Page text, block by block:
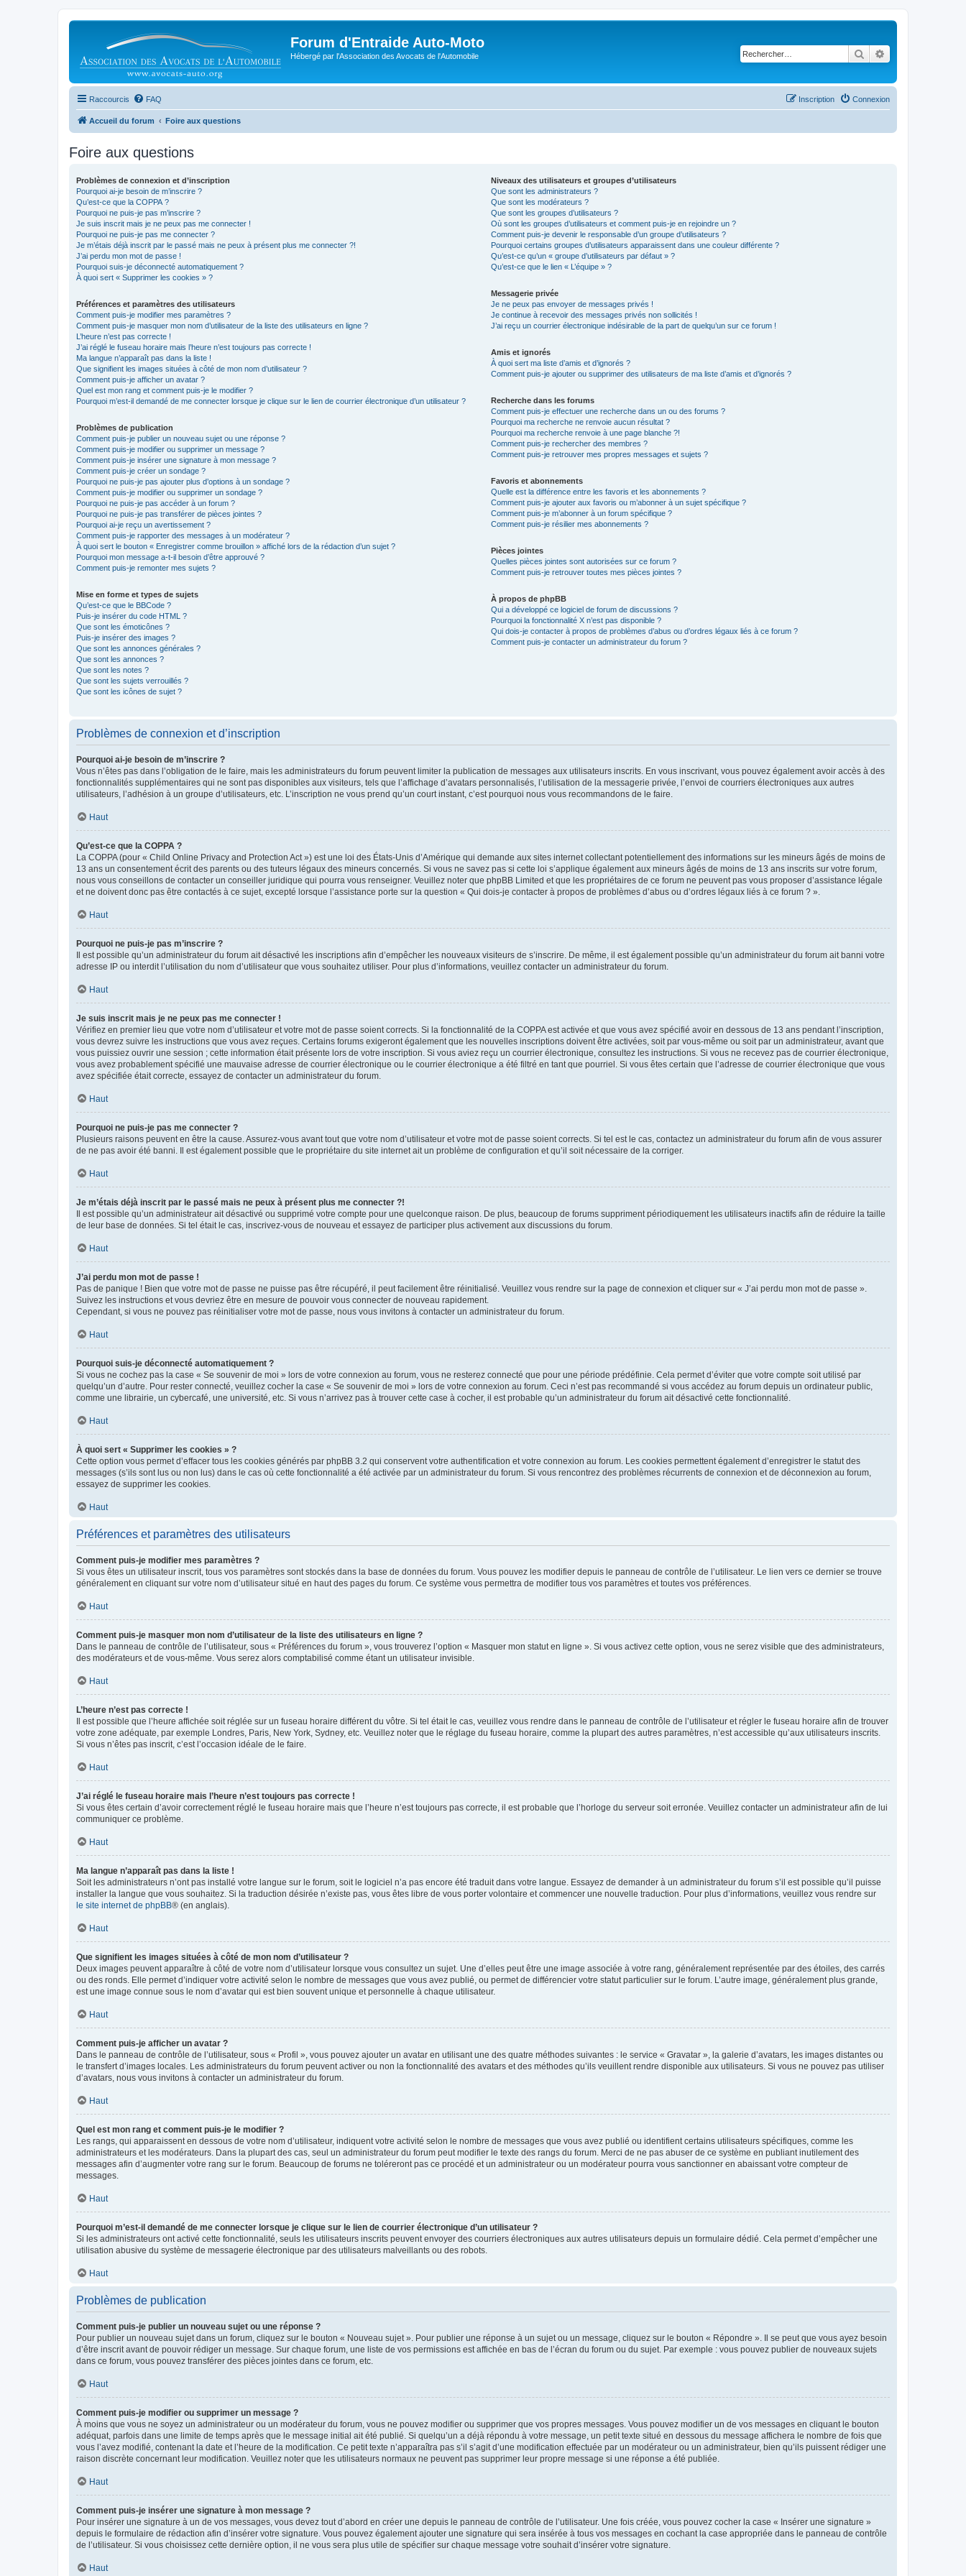
Forum d'Entraide Auto-Moto
Hébergé par l'Association des Avocats de l'Automobile Rechercher
Raccourcis FAQ Connexion
Inscription
Accueil du forum Foire aux questions
Foire aux questions
Problèmes de connexion et d’inscription
Pourquoi ai-je besoin de m’inscrire ?
Qu’est-ce que la COPPA ?
Pourquoi ne puis-je pas m’inscrire ?
Je suis inscrit mais je ne peux pas me connecter !
Pourquoi ne puis-je pas me connecter ?
Je m’étais déjà inscrit par le passé mais ne peux à présent plus me connecter ?!
J’ai perdu mon mot de passe !
Pourquoi suis-je déconnecté automatiquement ?
À quoi sert « Supprimer les cookies » ?
Préférences et paramètres des utilisateurs
Comment puis-je modifier mes paramètres ?
Comment puis-je masquer mon nom d’utilisateur de la liste des utilisateurs en ligne ?
L’heure n’est pas correcte !
J’ai réglé le fuseau horaire mais l’heure n’est toujours pas correcte !
Ma langue n’apparaît pas dans la liste !
Que signifient les images situées à côté de mon nom d’utilisateur ?
Comment puis-je afficher un avatar ?
Quel est mon rang et comment puis-je le modifier ?
Pourquoi m’est-il demandé de me connecter lorsque je clique sur le lien de courrier électronique d’un utilisateur ?
Problèmes de publication
Comment puis-je publier un nouveau sujet ou une réponse ?
Comment puis-je modifier ou supprimer un message ?
Comment puis-je insérer une signature à mon message ?
Comment puis-je créer un sondage ?
Pourquoi ne puis-je pas ajouter plus d’options à un sondage ?
Comment puis-je modifier ou supprimer un sondage ?
Pourquoi ne puis-je pas accéder à un forum ?
Pourquoi ne puis-je pas transférer de pièces jointes ?
Pourquoi ai-je reçu un avertissement ?
Comment puis-je rapporter des messages à un modérateur ?
À quoi sert le bouton « Enregistrer comme brouillon » affiché lors de la rédaction d’un sujet ?
Pourquoi mon message a-t-il besoin d’être approuvé ?
Comment puis-je remonter mes sujets ?
Mise en forme et types de sujets
Qu’est-ce que le BBCode ?
Puis-je insérer du code HTML ?
Que sont les émoticônes ?
Puis-je insérer des images ?
Que sont les annonces générales ?
Que sont les annonces ?
Que sont les notes ?
Que sont les sujets verrouillés ?
Que sont les icônes de sujet ?
Niveaux des utilisateurs et groupes d’utilisateurs
Que sont les administrateurs ?
Que sont les modérateurs ?
Que sont les groupes d’utilisateurs ?
Où sont les groupes d’utilisateurs et comment puis-je en rejoindre un ?
Comment puis-je devenir le responsable d’un groupe d’utilisateurs ?
Pourquoi certains groupes d’utilisateurs apparaissent dans une couleur différente ?
Qu’est-ce qu’un « groupe d’utilisateurs par défaut » ?
Qu’est-ce que le lien « L’équipe » ?
Messagerie privée
Je ne peux pas envoyer de messages privés !
Je continue à recevoir des messages privés non sollicités !
J’ai reçu un courrier électronique indésirable de la part de quelqu’un sur ce forum !
Amis et ignorés
À quoi sert ma liste d’amis et d’ignorés ?
Comment puis-je ajouter ou supprimer des utilisateurs de ma liste d’amis et d’ignorés ?
Recherche dans les forums
Comment puis-je effectuer une recherche dans un ou des forums ?
Pourquoi ma recherche ne renvoie aucun résultat ?
Pourquoi ma recherche renvoie à une page blanche ?!
Comment puis-je rechercher des membres ?
Comment puis-je retrouver mes propres messages et sujets ?
Favoris et abonnements
Quelle est la différence entre les favoris et les abonnements ?
Comment puis-je ajouter aux favoris ou m’abonner à un sujet spécifique ?
Comment puis-je m’abonner à un forum spécifique ?
Comment puis-je résilier mes abonnements ?
Pièces jointes
Quelles pièces jointes sont autorisées sur ce forum ?
Comment puis-je retrouver toutes mes pièces jointes ?
À propos de phpBB
Qui a développé ce logiciel de forum de discussions ?
Pourquoi la fonctionnalité X n’est pas disponible ?
Qui dois-je contacter à propos de problèmes d’abus ou d’ordres légaux liés à ce forum ?
Comment puis-je contacter un administrateur du forum ?
Problèmes de connexion et d’inscription
Pourquoi ai-je besoin de m’inscrire ?
Vous n’êtes pas dans l’obligation de le faire, mais les administrateurs du forum peuvent limiter la publication de messages aux utilisateurs inscrits. En vous inscrivant, vous pouvez également avoir accès à des
fonctionnalités supplémentaires qui ne sont pas disponibles aux visiteurs, tels que l’affichage d’avatars personnalisés, l’utilisation de la messagerie privée, l’envoi de courriers électroniques aux autres
utilisateurs, l’adhésion à un groupe d’utilisateurs, etc. L’inscription ne vous prend qu’un court instant, c’est pourquoi nous vous recommandons de le faire.
Haut
Qu’est-ce que la COPPA ?
La COPPA (pour « Child Online Privacy and Protection Act ») est une loi des États-Unis d’Amérique qui demande aux sites internet collectant potentiellement des informations sur les mineurs âgés de moins de
13 ans un consentement écrit des parents ou des tuteurs légaux des mineurs concernés. Si vous ne savez pas si cette loi s’applique également aux mineurs âgés de moins de 13 ans inscrits sur votre forum,
nous vous conseillons de contacter un conseiller juridique qui pourra vous renseigner. Veuillez noter que phpBB Limited et que les propriétaires de ce forum ne peuvent pas vous proposer d’assistance légale
et ne doivent donc pas être contactés à ce sujet, excepté lorsque l’assistance porte sur la question « Qui dois-je contacter à propos de problèmes d’abus ou d’ordres légaux liés à ce forum ? ».
Haut
Pourquoi ne puis-je pas m’inscrire ?
Il est possible qu’un administrateur du forum ait désactivé les inscriptions afin d’empêcher les nouveaux visiteurs de s’inscrire. De même, il est également possible qu’un administrateur du forum ait banni votre
adresse IP ou interdit l’utilisation du nom d’utilisateur que vous souhaitez utiliser. Pour plus d’informations, veuillez contacter un administrateur du forum.
Haut
Je suis inscrit mais je ne peux pas me connecter !
Vérifiez en premier lieu que votre nom d’utilisateur et votre mot de passe soient corrects. Si la fonctionnalité de la COPPA est activée et que vous avez spécifié avoir en dessous de 13 ans pendant l’inscription,
vous devrez suivre les instructions que vous avez reçues. Certains forums exigeront également que les nouvelles inscriptions doivent être activées, soit par vous-même ou soit par un administrateur, avant que
vous puissiez ouvrir une session ; cette information était présente lors de votre inscription. Si vous aviez reçu un courrier électronique, consultez les instructions. Si vous ne recevez pas de courrier électronique,
vous avez probablement spécifié une mauvaise adresse de courrier électronique ou le courrier électronique a été filtré en tant que pourriel. Si vous êtes certain que l’adresse de courrier électronique que vous
avez spécifiée était correcte, essayez de contacter un administrateur du forum.
Haut
Pourquoi ne puis-je pas me connecter ?
Plusieurs raisons peuvent en être la cause. Assurez-vous avant tout que votre nom d’utilisateur et votre mot de passe soient corrects. Si tel est le cas, contactez un administrateur du forum afin de vous assurer
de ne pas avoir été banni. Il est également possible que le propriétaire du site internet ait un problème de configuration et qu’il soit nécessaire de la corriger.
Haut
Je m’étais déjà inscrit par le passé mais ne peux à présent plus me connecter ?!
Il est possible qu’un administrateur ait désactivé ou supprimé votre compte pour une quelconque raison. De plus, beaucoup de forums suppriment périodiquement les utilisateurs inactifs afin de réduire la taille
de leur base de données. Si tel était le cas, inscrivez-vous de nouveau et essayez de participer plus activement aux discussions du forum.
Haut
J’ai perdu mon mot de passe !
Pas de panique ! Bien que votre mot de passe ne puisse pas être récupéré, il peut facilement être réinitialisé. Veuillez vous rendre sur la page de connexion et cliquer sur « J’ai perdu mon mot de passe ».
Suivez les instructions et vous devriez être en mesure de pouvoir vous connecter de nouveau rapidement.
Cependant, si vous ne pouvez pas réinitialiser votre mot de passe, nous vous invitons à contacter un administrateur du forum.
Haut
Pourquoi suis-je déconnecté automatiquement ?
Si vous ne cochez pas la case « Se souvenir de moi » lors de votre connexion au forum, vous ne resterez connecté que pour une période prédéfinie. Cela permet d’éviter que votre compte soit utilisé par
quelqu’un d’autre. Pour rester connecté, veuillez cocher la case « Se souvenir de moi » lors de votre connexion au forum. Ceci n’est pas recommandé si vous accédez au forum depuis un ordinateur public,
comme une librairie, un cybercafé, une université, etc. Si vous n’arrivez pas à trouver cette case à cocher, il est probable qu’un administrateur du forum ait désactivé cette fonctionnalité.
Haut
À quoi sert « Supprimer les cookies » ?
Cette option vous permet d’effacer tous les cookies générés par phpBB 3.2 qui conservent votre authentification et votre connexion au forum. Les cookies permettent également d’enregistrer le statut des
messages (s’ils sont lus ou non lus) dans le cas où cette fonctionnalité a été activée par un administrateur du forum. Si vous rencontrez des problèmes récurrents de connexion et de déconnexion au forum,
essayez de supprimer les cookies.
Haut
Préférences et paramètres des utilisateurs
Comment puis-je modifier mes paramètres ?
Si vous êtes un utilisateur inscrit, tous vos paramètres sont stockés dans la base de données du forum. Vous pouvez les modifier depuis le panneau de contrôle de l’utilisateur. Le lien vers ce dernier se trouve
généralement en cliquant sur votre nom d’utilisateur situé en haut des pages du forum. Ce système vous permettra de modifier tous vos paramètres et toutes vos préférences.
Haut
Comment puis-je masquer mon nom d’utilisateur de la liste des utilisateurs en ligne ?
Dans le panneau de contrôle de l’utilisateur, sous « Préférences du forum », vous trouverez l’option « Masquer mon statut en ligne ». Si vous activez cette option, vous ne serez visible que des administrateurs,
des modérateurs et de vous-même. Vous serez alors comptabilisé comme étant un utilisateur invisible.
Haut
L’heure n’est pas correcte !
Il est possible que l’heure affichée soit réglée sur un fuseau horaire différent du vôtre. Si tel était le cas, veuillez vous rendre dans le panneau de contrôle de l’utilisateur et régler le fuseau horaire afin de trouver
votre zone adéquate, par exemple Londres, Paris, New York, Sydney, etc. Veuillez noter que le réglage du fuseau horaire, comme la plupart des autres paramètres, n’est accessible qu’aux utilisateurs inscrits.
Si vous n’êtes pas inscrit, c’est l’occasion idéale de le faire.
Haut
J’ai réglé le fuseau horaire mais l’heure n’est toujours pas correcte !
Si vous êtes certain d’avoir correctement réglé le fuseau horaire mais que l’heure n’est toujours pas correcte, il est probable que l’horloge du serveur soit erronée. Veuillez contacter un administrateur afin de lui
communiquer ce problème.
Haut
Ma langue n’apparaît pas dans la liste !
Soit les administrateurs n’ont pas installé votre langue sur le forum, soit le logiciel n’a pas encore été traduit dans votre langue. Essayez de demander à un administrateur du forum s’il est possible qu’il puisse
installer la langue que vous souhaitez. Si la traduction désirée n’existe pas, vous êtes libre de vous porter volontaire et commencer une nouvelle traduction. Pour plus d’informations, veuillez vous rendre sur
le site internet de phpBB® (en anglais).
Haut
Que signifient les images situées à côté de mon nom d’utilisateur ?
Deux images peuvent apparaître à côté de votre nom d’utilisateur lorsque vous consultez un sujet. Une d’elles peut être une image associée à votre rang, généralement représentée par des étoiles, des carrés
ou des ronds. Elle permet d’indiquer votre activité selon le nombre de messages que vous avez publié, ou permet de différencier votre statut particulier sur le forum. L’autre image, généralement plus grande,
est une image connue sous le nom d’avatar qui est bien souvent unique et personnelle à chaque utilisateur.
Haut
Comment puis-je afficher un avatar ?
Dans le panneau de contrôle de l’utilisateur, sous « Profil », vous pouvez ajouter un avatar en utilisant une des quatre méthodes suivantes : le service « Gravatar », la galerie d’avatars, les images distantes ou
le transfert d’images locales. Les administrateurs du forum peuvent activer ou non la fonctionnalité des avatars et des méthodes qu’ils veuillent rendre disponible aux utilisateurs. Si vous ne pouvez pas utiliser
d’avatars, nous vous invitons à contacter un administrateur du forum.
Haut
Quel est mon rang et comment puis-je le modifier ?
Les rangs, qui apparaissent en dessous de votre nom d’utilisateur, indiquent votre activité selon le nombre de messages que vous avez publié ou identifient certains utilisateurs spécifiques, comme les
administrateurs et les modérateurs. Dans la plupart des cas, seul un administrateur du forum peut modifier le texte des rangs du forum. Merci de ne pas abuser de ce système en publiant inutilement des
messages afin d’augmenter votre rang sur le forum. Beaucoup de forums ne toléreront pas ce procédé et un administrateur ou un modérateur pourra vous sanctionner en abaissant votre compteur de
messages.
Haut
Pourquoi m’est-il demandé de me connecter lorsque je clique sur le lien de courrier électronique d’un utilisateur ?
Si les administrateurs ont activé cette fonctionnalité, seuls les utilisateurs inscrits peuvent envoyer des courriers électroniques aux autres utilisateurs depuis un formulaire dédié. Cela permet d’empêcher une
utilisation abusive du système de messagerie électronique par des utilisateurs malveillants ou des robots.
Haut
Problèmes de publication
Comment puis-je publier un nouveau sujet ou une réponse ?
Pour publier un nouveau sujet dans un forum, cliquez sur le bouton « Nouveau sujet ». Pour publier une réponse à un sujet ou un message, cliquez sur le bouton « Répondre ». Il se peut que vous ayez besoin
d’être inscrit avant de pouvoir rédiger un message. Sur chaque forum, une liste de vos permissions est affichée en bas de l’écran du forum ou du sujet. Par exemple : vous pouvez publier de nouveaux sujets
dans ce forum, vous pouvez transférer des pièces jointes dans ce forum, etc.
Haut
Comment puis-je modifier ou supprimer un message ?
À moins que vous ne soyez un administrateur ou un modérateur du forum, vous ne pouvez modifier ou supprimer que vos propres messages. Vous pouvez modifier un de vos messages en cliquant le bouton
adéquat, parfois dans une limite de temps après que le message initial ait été publié. Si quelqu’un a déjà répondu à votre message, un petit texte situé en dessous du message affichera le nombre de fois que
vous l’avez modifié, contenant la date et l’heure de la modification. Ce petit texte n’apparaîtra pas s’il s’agit d’une modification effectuée par un modérateur ou un administrateur, bien qu’ils puissent rédiger une
raison discrète concernant leur modification. Veuillez noter que les utilisateurs normaux ne peuvent pas supprimer leur propre message si une réponse a été publiée.
Haut
Comment puis-je insérer une signature à mon message ?
Pour insérer une signature à un de vos messages, vous devez tout d’abord en créer une depuis le panneau de contrôle de l’utilisateur. Une fois créée, vous pouvez cocher la case « Insérer une signature »
depuis le formulaire de rédaction afin d’insérer votre signature. Vous pouvez également ajouter une signature qui sera insérée à tous vos messages en cochant la case appropriée dans le panneau de contrôle
de l’utilisateur. Si vous choisissez cette dernière option, il ne vous sera plus utile de spécifier sur chaque message votre souhait d’insérer votre signature.
Haut